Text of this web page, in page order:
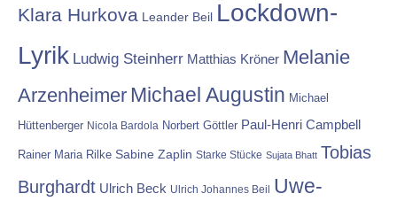
Klara Hurkova Leander Beil Lockdown-
Lyrik Ludwig Steinherr Matthias Kröner Melanie
Arzenheimer Michael Augustin Michael
Hüttenberger Nicola Bardola Norbert Göttler Paul-Henri Campbell
Rainer Maria Rilke Sabine Zaplin Starke Stücke Sujata Bhatt Tobias
Burghardt Ulrich Beck Ulrich Johannes Beil
Uwe-